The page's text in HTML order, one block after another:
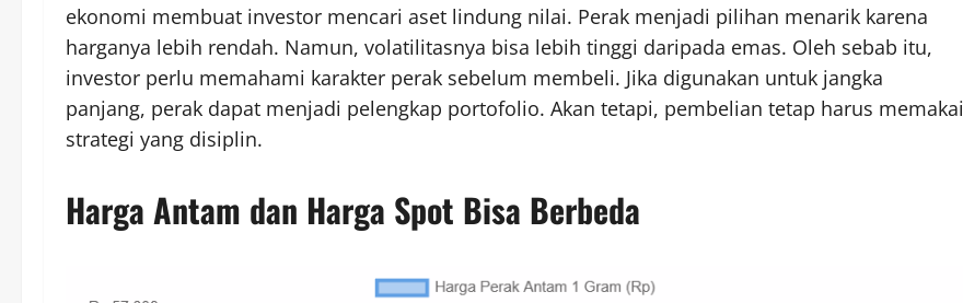
ekonomi membuat investor mencari aset lindung nilai. Perak menjadi pilihan menarik karena
harganya lebih rendah. Namun, volatilitasnya bisa lebih tinggi daripada emas. Oleh sebab itu,
investor perlu memahami karakter perak sebelum membeli. Jika digunakan untuk jangka
panjang, perak dapat menjadi pelengkap portofolio. Akan tetapi, pembelian tetap harus memakai
strategi yang disiplin.
Harga Antam dan Harga Spot Bisa Berbeda